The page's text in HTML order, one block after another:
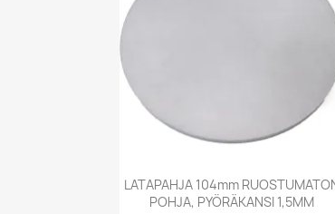
Pikakatselu
LATAPAHJA 104mm
POHJA, PYÖRÄKANSI 1,5MM